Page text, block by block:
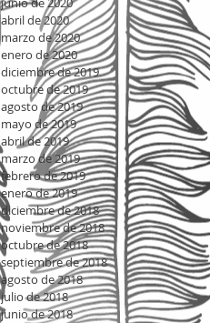
abril de 2020
marzo de 2020
enero de 2020
diciembre de 2019
octubre de 2019
agosto de 2019
mayo de 2019
abril de 2019
marzo de 2019
febrero de 2019
enero de 2019
diciembre de 2018
noviembre de 2018
octubre de 2018
septiembre de 2018
agosto de 2018
julio de 2018
junio de 2018